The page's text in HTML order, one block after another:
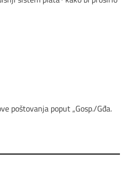
poštovanja poput „Gosp./Gđa.